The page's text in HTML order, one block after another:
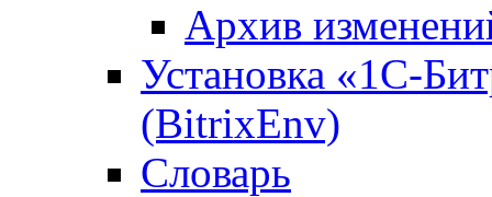
Архив
Установка «1С-
(BitrixEnv)
Словарь